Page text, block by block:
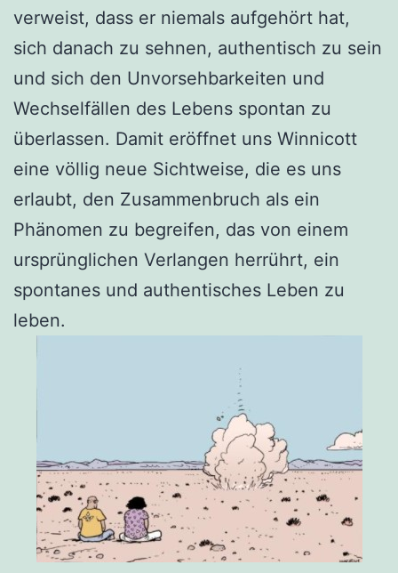
verweist, dass er niemals aufgehört hat,
sich danach zu sehnen, authentisch zu sein
und sich den Unvorsehbarkeiten und
Wechselfällen des Lebens spontan zu
überlassen. Damit eröffnet uns Winnicott
eine völlig neue Sichtweise, die es uns
erlaubt, den Zusammenbruch als ein
Phänomen zu begreifen, das von einem
ursprünglichen Verlangen herrührt, ein
spontanes und authentisches Leben zu
leben.